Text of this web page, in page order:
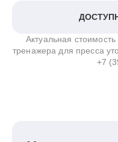
Актуальная
тренажера для пресса
+7